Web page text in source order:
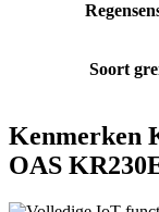
Soort
Kenmerken
OAS